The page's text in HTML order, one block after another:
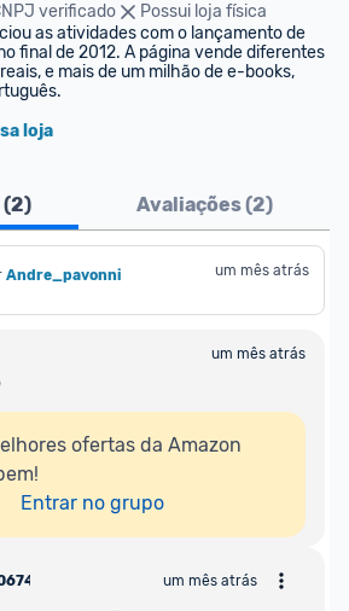
verificado
Possui loja física
as atividades com o lançamento de
final de 2012. A página vende diferentes
e mais de um milhão de e-books,
loja
(2) Avaliações (2)
Andre_pavonni um mês atrás
um mês atrás
ofertas da Amazon
Entrar no grupo
um mês atrás